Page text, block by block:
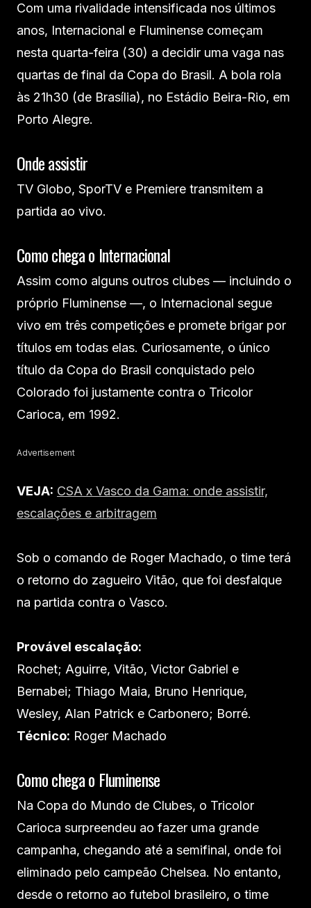
Com uma rivalidade intensificada nos últimos
anos, Internacional e Fluminense começam
nesta quarta-feira (30) a decidir uma vaga nas
quartas de final da Copa do Brasil. A bola rola
às 21h30 (de Brasília), no Estádio Beira-Rio, em
Porto Alegre.
Onde assistir
TV Globo, SporTV e Premiere transmitem a
partida ao vivo.
Como chega o Internacional
Assim como alguns outros clubes — incluindo o
próprio Fluminense —, o Internacional segue
vivo em três competições e promete brigar por
títulos em todas elas. Curiosamente, o único
título da Copa do Brasil conquistado pelo
Colorado foi justamente contra o Tricolor
Carioca, em 1992.
Advertisement
VEJA: CSA x Vasco da Gama: onde assistir,
escalações e arbitragem
Sob o comando de Roger Machado, o time terá
o retorno do zagueiro Vitão, que foi desfalque
na partida contra o Vasco.
Provável escalação:
Rochet; Aguirre, Vitão, Victor Gabriel e
Bernabei; Thiago Maia, Bruno Henrique,
Wesley, Alan Patrick e Carbonero; Borré.
Técnico: Roger Machado
Como chega o Fluminense
Na Copa do Mundo de Clubes, o Tricolor
Carioca surpreendeu ao fazer uma grande
campanha, chegando até a semifinal, onde foi
eliminado pelo campeão Chelsea. No entanto,
desde o retorno ao futebol brasileiro, o time